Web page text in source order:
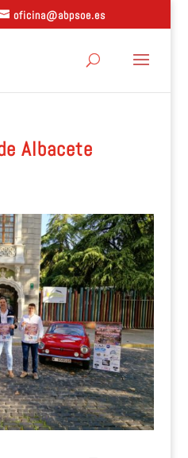
oficina@abpsoe.es
Albacete